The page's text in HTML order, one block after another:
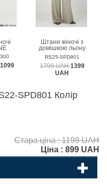
1099
Штани жіночі з
домішкою льону
MEDICINE
RS25-SPD901
1799 UAH1399
UAH
SPD801 Колір
Стара ціна : 1199 UAH
Ціна : 899 UAH